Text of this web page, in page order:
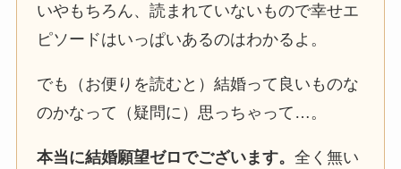
いやもちろん、読まれていないもので幸せエ
ピソードはいっぱいあるのはわかるよ。
でも（お便りを読むと）結婚って良いものな
のかなって（疑問に）思っちゃって…。
本当に結婚願望ゼロでございます。全く無い